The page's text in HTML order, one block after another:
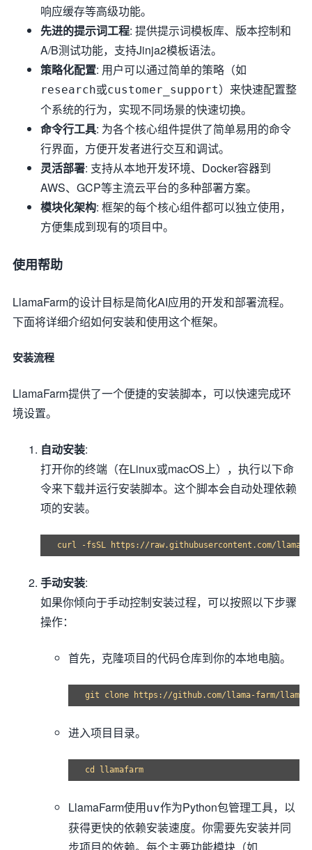
响应缓存等高级功能。
先进的提示词工程: 提供提示词模板库、版本控制和
A/B测试功能，支持Jinja2模板语法。
策略化配置: 用户可以通过简单的策略（如
research或customer_support）来快速配置整
个系统的行为，实现不同场景的快速切换。
命令行工具: 为各个核心组件提供了简单易用的命令
行界面，方便开发者进行交互和调试。
灵活部署: 支持从本地开发环境、Docker容器到
AWS、GCP等主流云平台的多种部署方案。
模块化架构: 框架的每个核心组件都可以独立使用，
方便集成到现有的项目中。
使用帮助
LlamaFarm的设计目标是简化AI应用的开发和部署流程。
下面将详细介绍如何安装和使用这个框架。
安装流程
LlamaFarm提供了一个便捷的安装脚本，可以快速完成环
境设置。
自动安装:
打开你的终端（在Linux或macOS上），执行以下命
令来下载并运行安装脚本。这个脚本会自动处理依赖
项的安装。
手动安装:
如果你倾向于手动控制安装过程，可以按照以下步骤
操作：
首先，克隆项目的代码仓库到你的本地电脑。
进入项目目录。
LlamaFarm使用uv作为Python包管理工具，以
获得更快的依赖安装速度。你需要先安装并同